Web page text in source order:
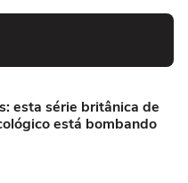
esta série britânica de
está bombando